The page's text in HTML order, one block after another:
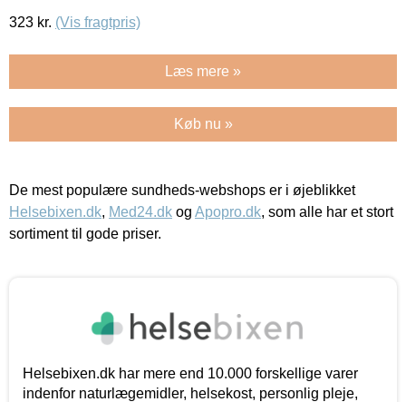
323 kr. (Vis fragtpris)
Læs mere »
Køb nu »
De mest populære sundheds-webshops er i øjeblikket
Helsebixen.dk, Med24.dk og Apopro.dk, som alle har et stort
sortiment til gode priser.
Helsebixen.dk har mere end 10.000 forskellige varer
indenfor naturlægemidler, helsekost, personlig pleje,